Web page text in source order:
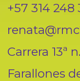
+57 314 248
Carrera 13ª
Farallones